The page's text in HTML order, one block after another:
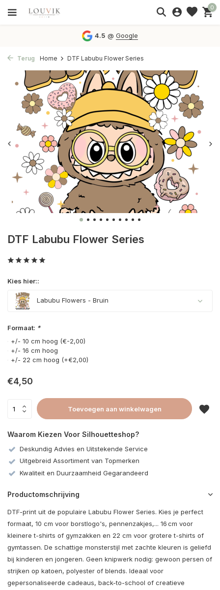
0
4.5 @Google
Terug Home DTF Labubu Flower Series
DTF Labubu Flower Series
Kies hier::
Labubu Flowers - Bruin
Formaat: *
+/- 10 cm hoog (€-2,00)
+/- 16 cm hoog
+/- 22 cm hoog (+€2,00)
€4,50
Toevoegen aan winkelwagen
Waarom Kiezen Voor Silhouetteshop?
Deskundig Advies en Uitstekende Service
Uitgebreid Assortiment van Topmerken
Kwaliteit en Duurzaamheid Gegarandeerd
Productomschrijving
DTF-print uit de populaire Labubu Flower Series. Kies je perfect
formaat, 10 cm voor borstlogo's, pennenzakjes,... 16 cm voor
kleinere t-shirts of gymzakken en 22 cm voor grotere t-shirts of
gymtassen. De schattige monsterstijl met zachte kleuren is geliefd
bij kinderen en jongeren. Geen knipwerk nodig: gewoon persen of
strijken op katoen, polyester of blends. Ideaal voor
gepersonaliseerde cadeaus, back-to-school of creatieve